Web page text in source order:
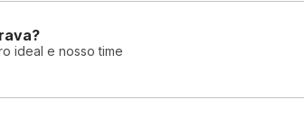
ideal e nosso time